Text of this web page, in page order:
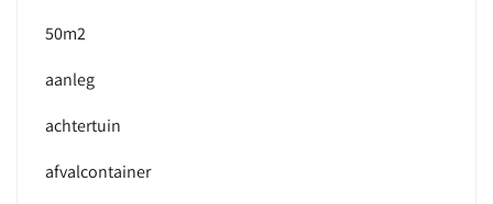
50m2
aanleg
achtertuin
afvalcontainer